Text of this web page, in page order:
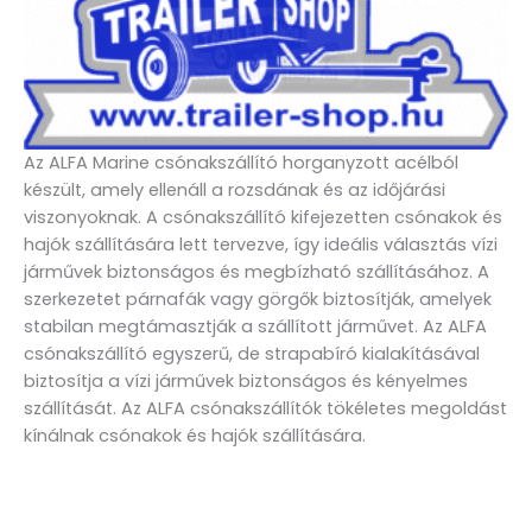
Az ALFA Marine csónakszállító horganyzott acélból
készült, amely ellenáll a rozsdának és az időjárási
viszonyoknak. A csónakszállító kifejezetten csónakok és
hajók szállítására lett tervezve, így ideális választás vízi
járművek biztonságos és megbízható szállításához. A
szerkezetet párnafák vagy görgők biztosítják, amelyek
stabilan megtámasztják a szállított járművet. Az ALFA
csónakszállító egyszerű, de strapabíró kialakításával
biztosítja a vízi járművek biztonságos és kényelmes
szállítását. Az ALFA csónakszállítók tökéletes megoldást
kínálnak csónakok és hajók szállítására.